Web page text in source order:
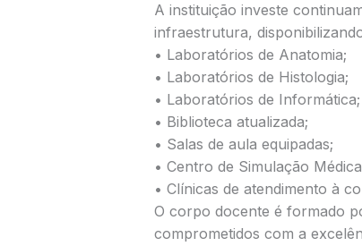
A instituição investe
infraestrutura,
• Laboratórios de Anatomia;
• Laboratórios de Histologia;
• Laboratórios de Informática;
• Biblioteca atualizada;
• Salas de aula equipadas;
• Centro de Simulação
• Clínicas de atendimento à
O corpo docente é formado
comprometidos com a